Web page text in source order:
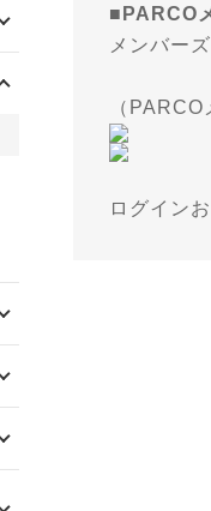
■PARCO
メンバー
（
ログイン